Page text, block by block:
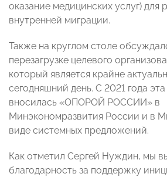
оказание медицинских услуг) для
внутренней миграции.
Также на круглом столе
перезагрузке целевого
который является крайне
сегодняшний день. С 2021 года
вносилась «ОПОРОЙ РОССИИ» в
Минэкономразвития России и в
виде системных предложений.
Как отметил Сергей Нуждин, мы
благодарность за поддержку